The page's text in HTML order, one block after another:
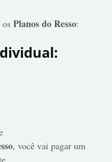
osPlanos do Resso:
, você vai pagar um